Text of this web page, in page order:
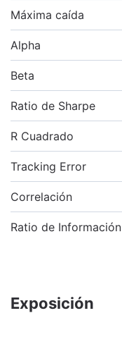
Máxima caída
Alpha
Beta
Ratio de Sharpe
R Cuadrado
Tracking Error
Correlación
Ratio de Información
Exposición